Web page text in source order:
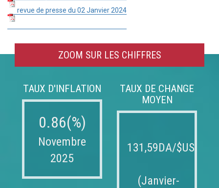
revue de presse du 02 Janvier 2024
ZOOM SUR LES CHIFFRES
TAUX D'INFLATION
0.86(%)
Novembre
2025
TAUX DE CHANGE
MOYEN
131,59DA/$US
(Janvier-